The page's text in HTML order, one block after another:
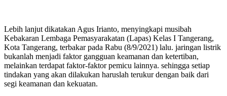
Lebih lanjut dikatakan Agus Irianto, menyingkapi musibah
Kebakaran Lembaga Pemasyarakatan (Lapas) Kelas I Tangerang,
Kota Tangerang, terbakar pada Rabu (8/9/2021) lalu. jaringan listrik
bukanlah menjadi faktor gangguan keamanan dan ketertiban,
melainkan terdapat faktor-faktor pemicu lainnya. sehingga setiap
tindakan yang akan dilakukan haruslah terukur dengan baik dari
segi keamanan dan kekuatan.